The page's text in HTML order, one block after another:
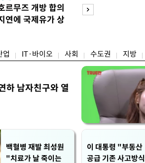
갈리는 모습이다. 배·토마토
격이 오른 반면 사과·배추·
르무즈 개방 합의
연에 국제유가 상
업 IT·바이오 사회 수도권 지방
하 남자친구와 열
백혈병 재발 최성원
"치료가 날 죽이는
이 대통령 "부동산
공급 기존 사고방식